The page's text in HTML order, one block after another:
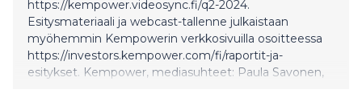
https://kempower.videosync.fi/q2-2024.
Esitysmateriaali ja webcast-tallenne julkaistaan
myöhemmin Kempowerin verkkosivuilla osoitteessa
https://investors.kempower.com/fi/raportit-ja-
esitykset. Kempower, mediasuhteet: Paula Savonen,